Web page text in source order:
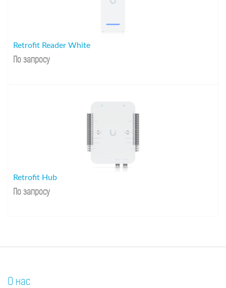
Retrofit Reader White
По запросу
Retrofit Hub
По запросу
О нас